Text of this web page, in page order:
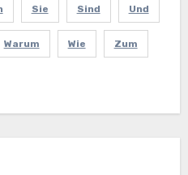
Sie Sind Und
Warum Wie Zum